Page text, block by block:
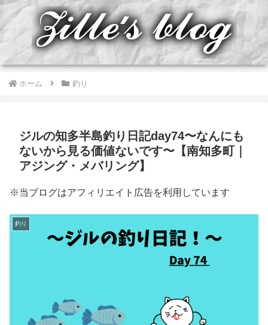
ホーム 釣り
ジルの知多半島釣り日記day74〜なんにも
ないから見る価値ないです〜【南知多町｜
アジング・メバリング】
※当ブログはアフィリエイト広告を利用しています
釣り